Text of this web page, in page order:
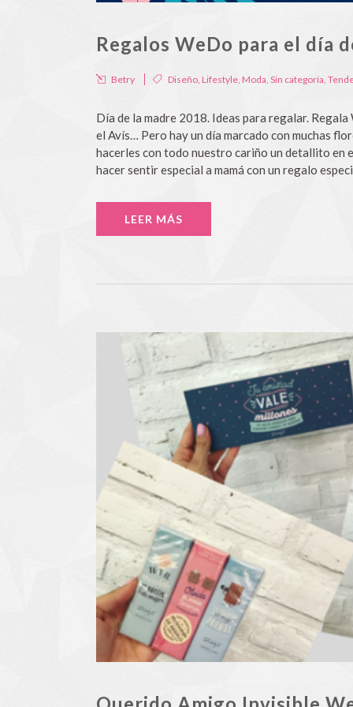
Regalos WeDo para el día
Betry Diseño, Lifestyle, Moda, Sin categoría,
Día de la madre 2018. Ideas para regalar.
el Avís… Pero hay un día marcado con muchas
hacerles con todo nuestro cariño un detallito en
hacer sentir especial a mamá con un regalo
LEER MÁS